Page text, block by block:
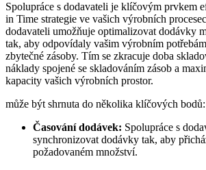
Spolupráce s dodavateli je klíčovým prvkem
in Time strategie ve vašich výrobních
dodavateli umožňuje optimalizovat dodávky
tak, aby odpovídaly vašim výrobním
zbytečné zásoby. Tím se zkracuje doba
náklady spojené se skladováním zásob a
kapacity vašich výrobních prostor.
může být shrnuta do několika klíčových bodů:
Časování dodávek: Spolupráce s
synchronizovat dodávky tak, aby
požadovaném množství.